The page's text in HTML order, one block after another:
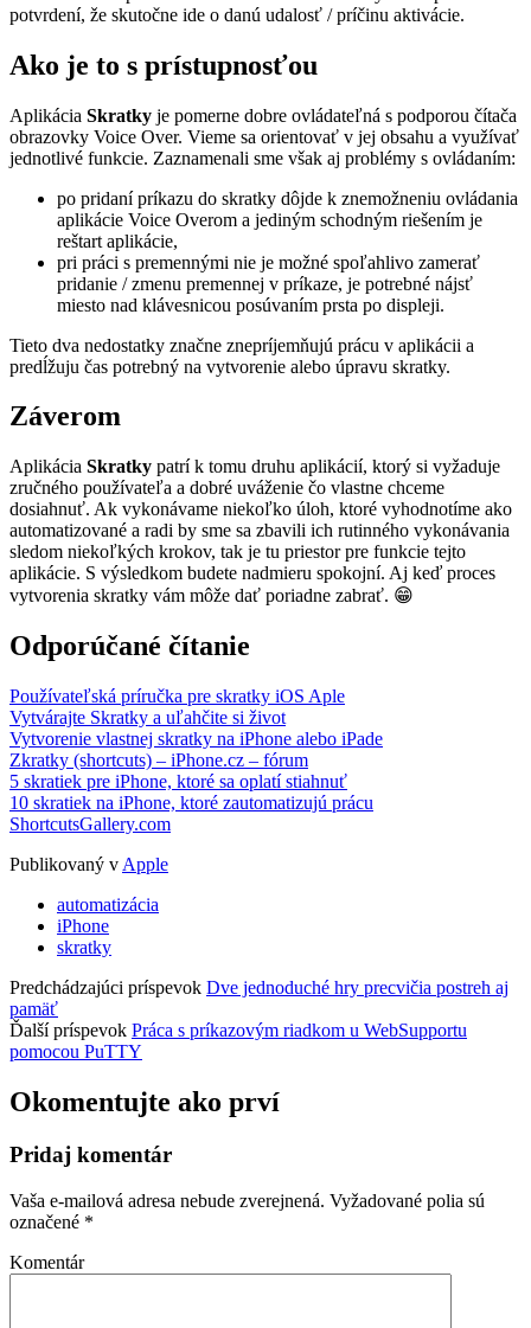
potvrdení, že skutočne ide o danú udalosť / príčinu aktivácie.
Ako je to s prístupnosťou
Aplikácia Skratky je pomerne dobre ovládateľná s podporou čítača
obrazovky Voice Over. Vieme sa orientovať v jej obsahu a využívať
jednotlivé funkcie. Zaznamenali sme však aj problémy s ovládaním:
po pridaní príkazu do skratky dôjde k znemožneniu ovládania
aplikácie Voice Overom a jediným schodným riešením je
reštart aplikácie,
pri práci s premennými nie je možné spoľahlivo zamerať
pridanie / zmenu premennej v príkaze, je potrebné nájsť
miesto nad klávesnicou posúvaním prsta po displeji.
Tieto dva nedostatky značne znepríjemňujú prácu v aplikácii a
predĺžuju čas potrebný na vytvorenie alebo úpravu skratky.
Záverom
Aplikácia Skratky patrí k tomu druhu aplikácií, ktorý si vyžaduje
zručného používateľa a dobré uváženie čo vlastne chceme
dosiahnuť. Ak vykonávame niekoľko úloh, ktoré vyhodnotíme ako
automatizované a radi by sme sa zbavili ich rutinného vykonávania
sledom niekoľkých krokov, tak je tu priestor pre funkcie tejto
aplikácie. S výsledkom budete nadmieru spokojní. Aj keď proces
vytvorenia skratky vám môže dať poriadne zabrať. 😁
Odporúčané čítanie
Používateľská príručka pre skratky iOS Aple
Vytvárajte Skratky a uľahčite si život
Vytvorenie vlastnej skratky na iPhone alebo iPade
Zkratky (shortcuts) – iPhone.cz – fórum
5 skratiek pre iPhone, ktoré sa oplatí stiahnuť
10 skratiek na iPhone, ktoré zautomatizujú prácu
ShortcutsGallery.com
Publikovaný v Apple
automatizácia
iPhone
skratky
Predchádzajúci príspevok Dve jednoduché hry precvičia postreh aj
pamäť
Ďalší príspevok Práca s príkazovým riadkom u WebSupportu
pomocou PuTTY
Okomentujte ako prví
Pridaj komentár
Vaša e-mailová adresa nebude zverejnená. Vyžadované polia sú
označené *
Komentár